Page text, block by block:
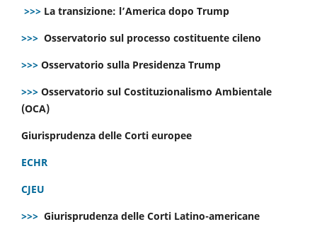
>>> La transizione: l’America dopo Trump
>>> Osservatorio sul processo costituente cileno
>>> Osservatorio sulla Presidenza Trump
>>> Osservatorio sul Costituzionalismo Ambientale
(OCA)
Giurisprudenza delle Corti europee
ECHR
CJEU
>>> Giurisprudenza delle Corti Latino-americane